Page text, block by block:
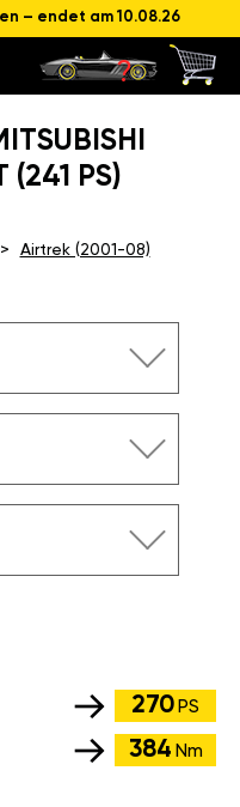
– endet am 10.08.26
(241 PS)
Airtrek (2001-08)
270 PS
384 Nm